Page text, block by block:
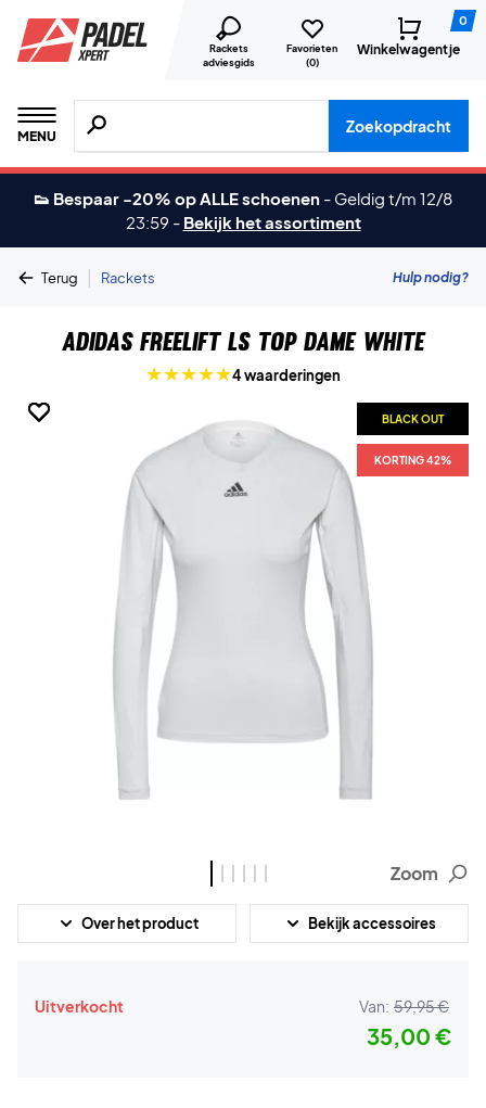
Rackets
adviesgids
Favorieten
(0)
0
Winkelwagentje
MENU
Zoeken naar producten, merken etc.
Zoekopdracht
👟 Bespaar -20% op ALLE schoenen - Geldig t/m 12/8
23:59 - Bekijk het assortiment
Terug | Rackets Hulp nodig?
Adidas Freelift LS Top Dame White
4 waarderingen
BLACK OUT
KORTING 42%
BLACK OUT
KORTING 42%
BLACK OUT
KORTING 42%
BLACK OUT
KORTING 42%
BLACK OUT
KORTING 42%
BLACK OUT
KORTING 42%
Zoom
Over het product Bekijk accessoires
Uitverkocht Van: 59,95 €
35,00 €